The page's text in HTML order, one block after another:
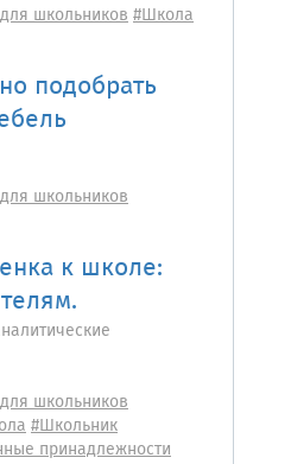
школьников#Школа
подобрать
школьников
к школе:
школьников
#Школьник
принадлежности